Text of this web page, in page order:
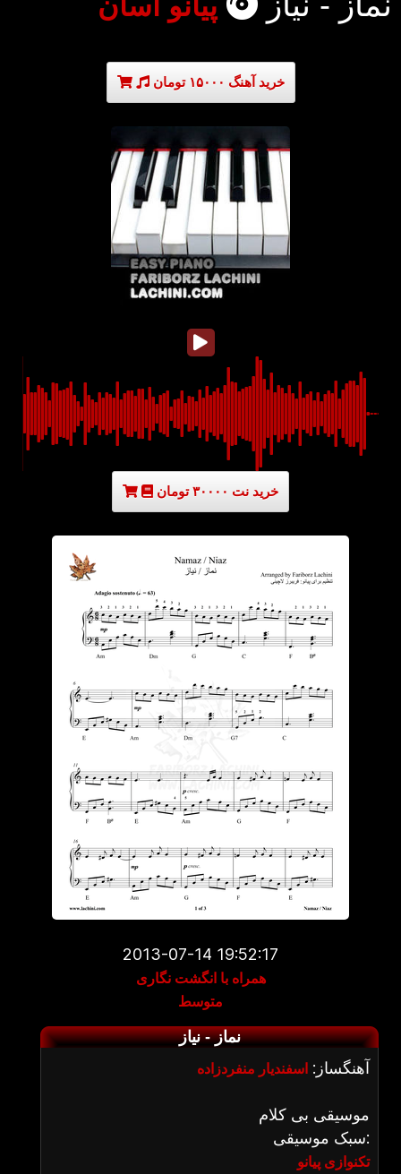
خرید آهنگ ۱۵۰۰۰ تومان
خرید نت ۳۰۰۰۰ تومان
2013-07-14 19:52:17
همراه با انگشت نگاری
متوسط
نماز - نیاز
آهنگساز: اسفندیار منفردزاده
موسیقی بی کلام
سبک موسیقی:
تکنوازی پیانو